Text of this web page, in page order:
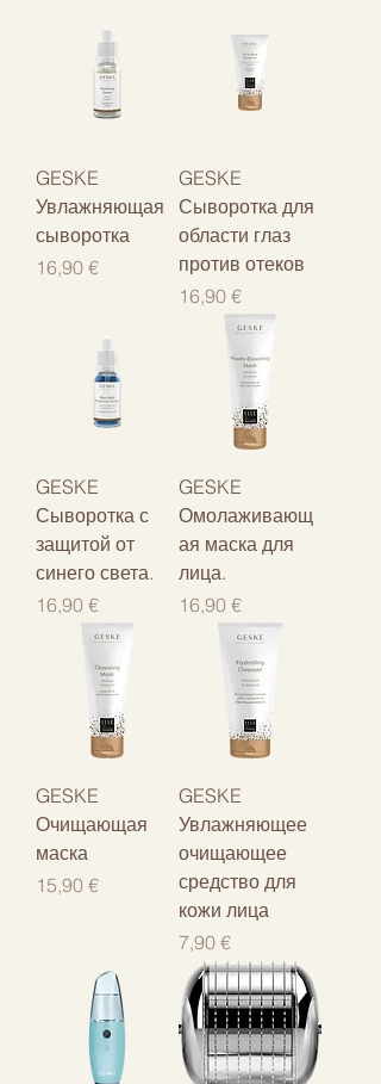
GESKE
Увлажняющая
сыворотка
Цена
16,90 €
GESKE
Сыворотка для
области глаз
против отеков
Цена
16,90 €
GESKE
Сыворотка с
защитой от
синего света.
Цена
16,90 €
GESKE
Омолаживающ
ая маска для
лица.
Цена
16,90 €
GESKE
Очищающая
маска
Цена
15,90 €
GESKE
Увлажняющее
очищающее
средство для
кожи лица
Цена
7,90 €